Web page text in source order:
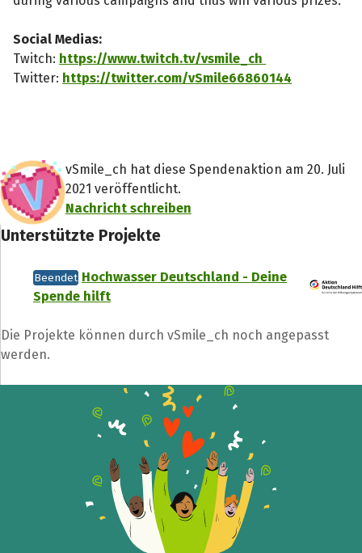
Social Medias:
Twitch: https://www.twitch.tv/vsmile_ch
Twitter: https://twitter.com/vSmile66860144
vSmile_ch hat diese Spendenaktion am 20. Juli
2021 veröffentlicht.
Nachricht schreiben
Unterstützte Projekte
Beendet Hochwasser Deutschland - Deine
Spende hilft
Die Projekte können durch vSmile_ch noch angepasst
werden.